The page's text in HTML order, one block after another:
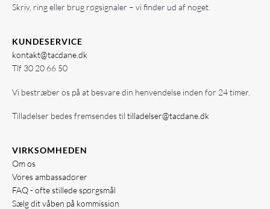
Skriv, ring eller brug røgsignaler – vi finder ud af noget.
KUNDESERVICE
kontakt@tacdane.dk
Tlf 30 20 66 50
Vi bestræber os på at besvare din henvendelse inden for 24 timer.
Tilladelser bedes fremsendes til tilladelser@tacdane.dk
VIRKSOMHEDEN
Om os
Vores ambassadører
FAQ - ofte stillede spørgsmål
Sælg dit våben på kommission